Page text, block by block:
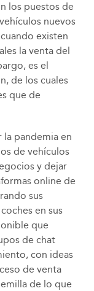
los puestos de
nuevos
existen
la venta del
es el
de los cuales
que de
pandemia en
de vehículos
y dejar
online de
sus
en sus
que
de chat
con ideas
de venta
de lo que